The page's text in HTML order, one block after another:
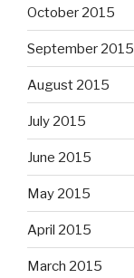
October 2015
September 2015
August 2015
July 2015
June 2015
May 2015
April 2015
March 2015